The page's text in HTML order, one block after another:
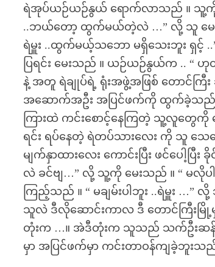
ရဲအုပ်ယဉ်ယဉ်နွယ် ရောက်လာသည် ။ သူ့ကို အ
..ဘယ်တော့ ထွက်မယ်တဲ့လဲ …” လို့ သူ မေး
ရဲမှူး ..ထွက်မယ့်သဘော မရှိသေးဘူး ရှင့် ..”
ပြရင်း မေးသည် ။ ယဉ်ယဉ်နွယ်က .. “
နဲ့ အတူ ရဲချုပ်ရဲ့ ရုံးအဖွဲ့အဖြစ် တောင်ကြီ
အဆောက်အဦး အပြင်ဖက်ကို ထွက်ခဲ့သည်
ကြားထဲ ကင်းစောင့်နေကြတဲ့ သူ့လူတွေကို
ရင်း ရပ်နေတဲ့ ရဲတပ်သားလေး ကို သူ သ
မျက်နှာထားလေး ကောင်းပြီး ဖင်ပေါ့
လဲ ခင်ဗျ…” လို့ သူ့ကို မေးသည် ။ “ မလိုပါ
ကြည့်သည် ။ “ မချမ်းပါဘူး ..ရဲမှူး …”
သူလဲ ဒီလိုဆောင်းကာလ ဒီ တောင်ကြီးမြို့
တုံးက …။ အဲဒီတုံးက သူသည် သက်ဦးဆန်
မှာ အပြင်ဖက်မှာ ကင်းတာဝန်ကျခဲ့ဘူး